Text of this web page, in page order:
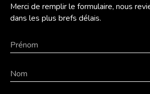
Merci de remplir le formulaire, nous
dans les plus brefs délais.
Prénom
Nom